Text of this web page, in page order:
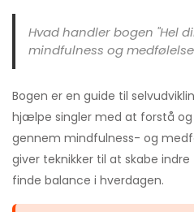
Hvad handler bogen "Hel
mindfulness og
Bogen er en guide til
hjælpe singler med at forstå
gennem mindfulness- og
giver teknikker til at skabe
finde balance i hverdagen.